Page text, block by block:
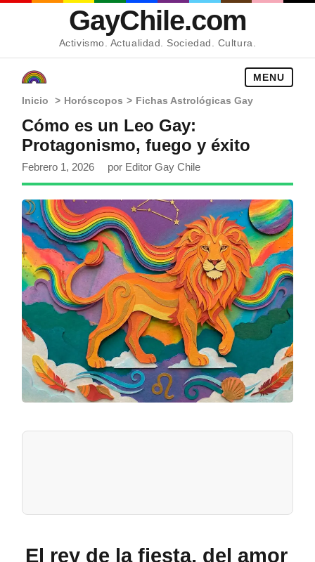
GayChile.com
Activismo. Actualidad. Sociedad. Cultura.
MENU
Inicio > Horóscopos > Fichas Astrológicas Gay
Cómo es un Leo Gay:
Protagonismo, fuego y éxito
Febrero 1, 2026 por Editor Gay Chile
El rey de la fiesta, del amor